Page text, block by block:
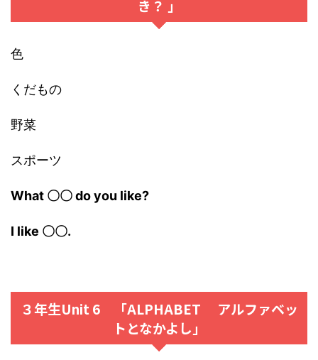
き？ 」
色
くだもの
野菜
スポーツ
What 〇〇 do you like?
I like 〇〇.
３年生Unit 6 「ALPHABET アルファベッ
トとなかよし」